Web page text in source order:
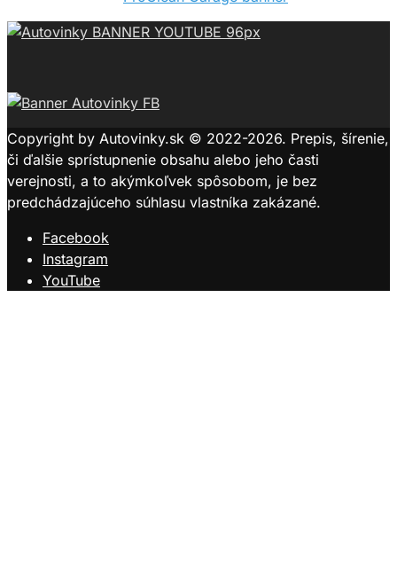
Copyright by Autovinky.sk © 2022-2026. Prepis, šírenie,
či ďalšie sprístupnenie obsahu alebo jeho časti
verejnosti, a to akýmkoľvek spôsobom, je bez
predchádzajúceho súhlasu vlastníka zakázané.
Facebook
Instagram
YouTube